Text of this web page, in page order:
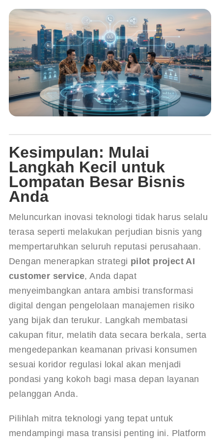
Kesimpulan: Mulai
Langkah Kecil untuk
Lompatan Besar Bisnis
Anda
Meluncurkan inovasi teknologi tidak harus selalu
terasa seperti melakukan perjudian bisnis yang
mempertaruhkan seluruh reputasi perusahaan.
Dengan menerapkan strategi pilot project AI
customer service, Anda dapat
menyeimbangkan antara ambisi transformasi
digital dengan pengelolaan manajemen risiko
yang bijak dan terukur. Langkah membatasi
cakupan fitur, melatih data secara berkala, serta
mengedepankan keamanan privasi konsumen
sesuai koridor regulasi lokal akan menjadi
pondasi yang kokoh bagi masa depan layanan
pelanggan Anda.
Pilihlah mitra teknologi yang tepat untuk
mendampingi masa transisi penting ini. Platform